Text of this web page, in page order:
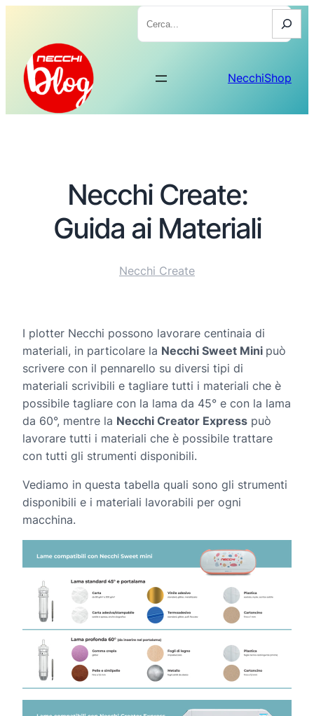
Cerca
NecchiShop
Necchi Create:
Guida ai Materiali
Necchi Create
I plotter Necchi possono lavorare centinaia di
materiali, in particolare la Necchi Sweet Mini può
scrivere con il pennarello su diversi tipi di
materiali scrivibili e tagliare tutti i materiali che è
possibile tagliare con la lama da 45° e con la lama
da 60°, mentre la Necchi Creator Express può
lavorare tutti i materiali che è possibile trattare
con tutti gli strumenti disponibili.
Vediamo in questa tabella quali sono gli strumenti
disponibili e i materiali lavorabili per ogni
macchina.